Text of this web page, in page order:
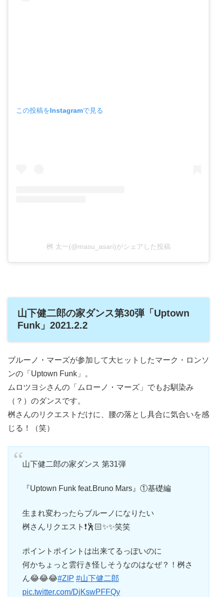
この投稿をInstagramで見る
桝 太一(@masu_asari)がシェアした投稿
山下健二郎の家ダンス第30弾「Uptown
Funk」2021.2.2
ブルーノ・マーズが参加して大ヒットしたマーク・ロンソ
ンの「Uptown Funk」。
ムロツヨシさんの「ムローノ・マーズ」でもお馴染み
（？）のダンスです。
桝さんのリクエストだけに、腰の落とし具合に気合いを感
じる！（笑）
山下健二郎の家ダンス 第31弾
『Uptown Funk feat.Bruno Mars』①基礎編
生まれ変わったらブルーノになりたい
桝さんリクエスト❗️🕺🏻✨✨笑笑
ポイントポイントは出来てるっぽいのに
何かちょっと雲行き怪しそうなのはなぜ？！桝さ
ん😂😂😂#ZIP #山下健二郎
pic.twitter.com/DjKswPFFQy